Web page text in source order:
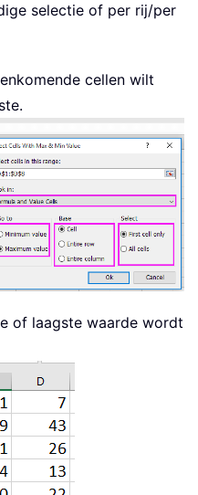
selectie of per rij/per
cellen wilt
of laagste waarde wordt